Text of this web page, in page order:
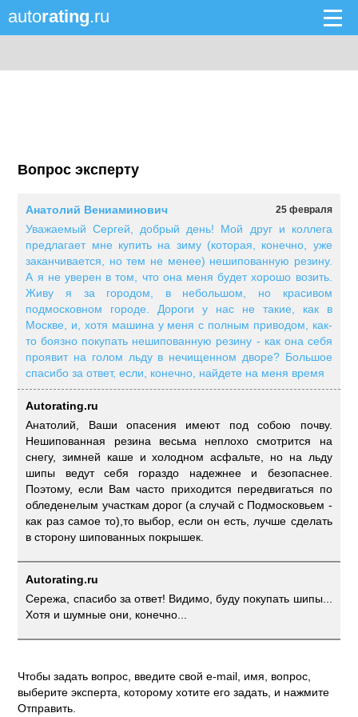
autorating.ru
Вопрос эксперту
25 февраля
Анатолий Вениаминович
Уважаемый Сергей, добрый день! Мой друг и коллега
предлагает мне купить на зиму (которая, конечно, уже
заканчивается, но тем не менее) нешипованную резину.
А я не уверен в том, что она меня будет хорошо возить.
Живу я за городом, в небольшом, но красивом
подмосковном городе. Дороги у нас не такие, как в
Москве, и, хотя машина у меня с полным приводом, как-
то боязно покупать нешипованную резину - как она себя
проявит на голом льду в нечищенном дворе? Большое
спасибо за ответ, если, конечно, найдете на меня время
Autorating.ru
Анатолий, Ваши опасения имеют под собою почву.
Нешипованная резина весьма неплохо смотрится на
снегу, зимней каше и холодном асфальте, но на льду
шипы ведут себя гораздо надежнее и безопаснее.
Поэтому, если Вам часто приходится передвигаться по
обледенелым участкам дорог (а случай с Подмосковьем -
как раз самое то),то выбор, если он есть, лучше сделать
в сторону шипованных покрышек.
Autorating.ru
Сережа, спасибо за ответ! Видимо, буду покупать шипы...
Хотя и шумные они, конечно...
Чтобы задать вопрос, введите свой e-mail, имя, вопрос,
выберите эксперта, которому хотите его задать, и нажмите
Отправить.